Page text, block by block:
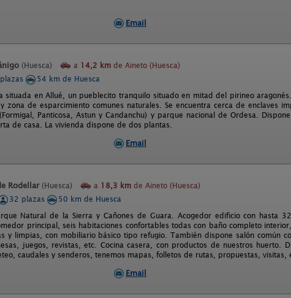
Email
(Huesca) a 14,2 km de Aineto (Huesca)
54 km de Huesca
situada en Allué, un pueblecito tranquilo situado en mitad del pirineo
de esparcimiento comunes naturales. Se encuentra cerca de enclaves
Panticosa, Astun y Candanchu) y parque nacional de Ordesa.
de casa. La vivienda dispone de dos plantas.
Email
Rodellar (Huesca) a 18,3 km de Aineto (Huesca)
32 plazas
50 km de Huesca
Natural de la Sierra y Cañones de Guara. Acogedor edificio con hasta
principal, seis habitaciones confortables todas con baño completo
y limpias, con mobiliario básico tipo refugio. También dispone salón común
juegos, revistas, etc. Cocina casera, con productos de nuestros huerto.
caudales y senderos, tenemos mapas, folletos de rutas, propuestas, visitas,
Email